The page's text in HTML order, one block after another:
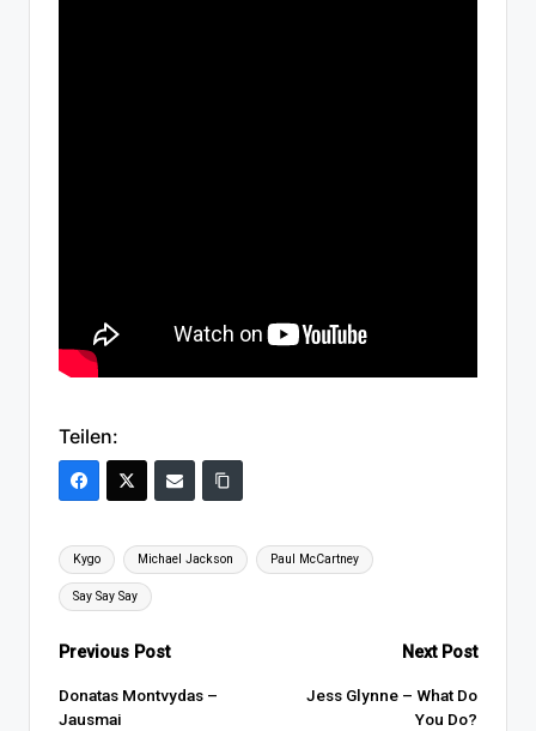
Teilen:
Tags:
Kygo Michael Jackson Paul McCartney
Say Say Say
Post
navigation
Previous Post
Donatas Montvydas –
Jausmai
Next Post
Jess Glynne – What Do
You Do?